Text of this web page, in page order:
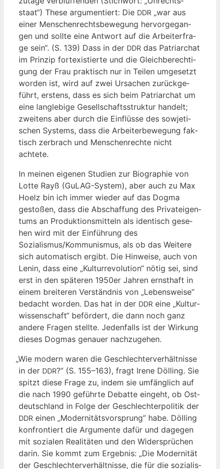
staat“) The­se argu­men­tiert: Die DDR „war aus
einer Men­schen­rechts­be­we­gung her­vor­ge­gan­
gen und soll­te eine Ant­wort auf die Arbei­ter­fra­
ge sein“. (S. 139) Dass in der DDR das Patri­ar­chat
im Prin­zip fort­exis­tier­te und die Gleich­be­rech­ti­
gung der Frau prak­tisch nur in Tei­len umge­setzt
wor­den ist, wird auf zwei Ursa­chen zurück­ge­
führt, ers­tens, dass es sich beim Patri­ar­chat um
eine lang­le­bi­ge Gesell­schafts­struk­tur han­delt;
zwei­tens aber durch die Ein­flüs­se des sowje­ti­
schen Sys­tems, dass die Arbei­ter­be­we­gung fak­
tisch zer­brach und Men­schen­rech­te nicht
achtete.
In mei­nen eige­nen Stu­di­en zur Bio­gra­phie von
Lot­te Rayß (GuLAG-Sys­tem), aber auch zu Max
Hoelz bin ich immer wie­der auf das Dog­ma
gesto­ßen, dass die Abschaf­fung des Pri­vat­ei­gen­
tums an Pro­duk­ti­ons­mit­teln als iden­tisch gese­
hen wird mit der Ein­füh­rung des
Sozialismus/Kommunismus, als ob das Wei­te­re
sich auto­ma­tisch ergibt. Die Hin­wei­se, auch von
Lenin, dass eine „Kul­tur­re­vo­lu­ti­on“ nötig sei, sind
erst in den spä­te­ren 1950er Jah­ren ernst­haft in
einem brei­te­ren Ver­ständ­nis von „Lebens­wei­se“
bedacht wor­den. Das hat in der DDR eine „Kul­tur­
wis­sen­schaft“ beför­dert, die dann noch ganz
ande­re Fra­gen stell­te. Jeden­falls ist der Wir­kung
die­ses Dog­mas genau­er nachzugehen.
„Wie modern waren die Geschlech­ter­ver­hält­nis­se
in der DDR?“ (S. 155–163), fragt Ire­ne Döl­ling. Sie
spitzt die­se Fra­ge zu, indem sie umfäng­lich auf
die nach 1990 geführ­te Debat­te ein­geht, ob Ost­
deutsch­land in Fol­ge der Geschlech­ter­po­li­tik der
DDR einen „Moder­ni­täts­vor­sprung“ habe. Döl­ling
kon­fron­tiert die Argu­men­te dafür und dage­gen
mit sozia­len Rea­li­tä­ten und den Wider­sprü­chen
dar­in. Sie kommt zum Ergeb­nis: „Die Moder­ni­tät
der Geschlech­ter­ver­hält­nis­se, die für die sozia­lis­